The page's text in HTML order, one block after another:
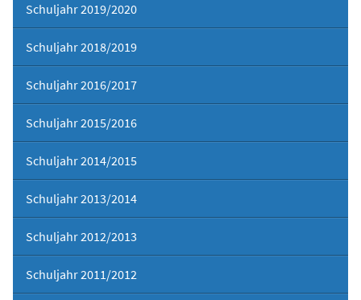
Schuljahr 2019/2020
Schuljahr 2018/2019
Schuljahr 2016/2017
Schuljahr 2015/2016
Schuljahr 2014/2015
Schuljahr 2013/2014
Schuljahr 2012/2013
Schuljahr 2011/2012